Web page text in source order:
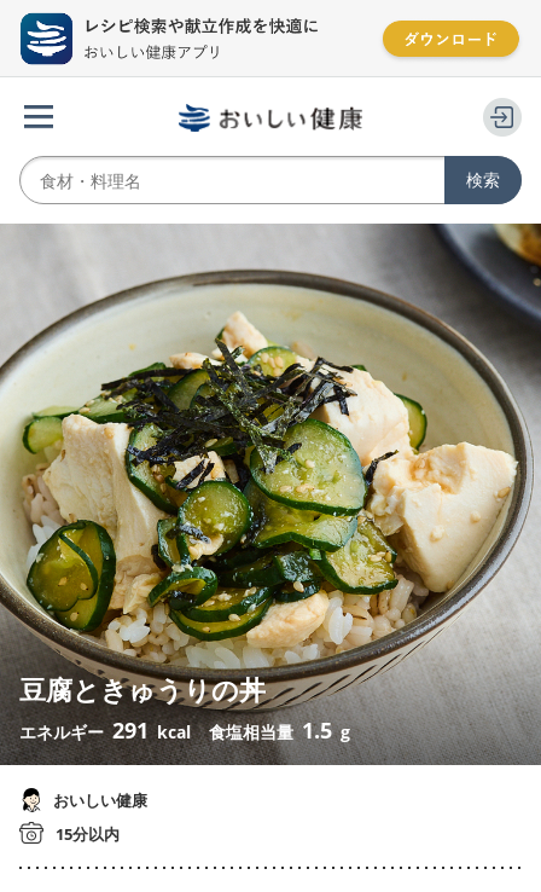
豆腐ときゅうりの丼
エネルギー 291 kcal 食塩相当量1.5 g
おいしい健康
15分以内